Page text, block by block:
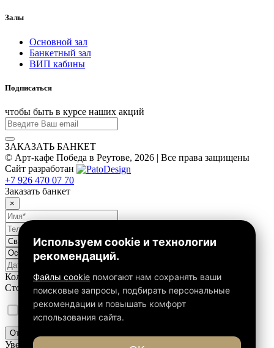
Залы
Основной зал
Банкетный зал
ВИП кабины
Подписаться
чтобы быть в курсе наших акций
ЗАКАЗАТЬ БАНКЕТ
© Арт-кафе Победа в Реутове, 2026 | Все права защищены
Сайт разработан
+7 926 470 07 70
Заказать банкет
×
Количество персон от40до80
Стоимость на человека от1000до4000
Уведомления оcookie и политике конфиденциальности
Отправить
Уведомление
Используем cookie и технологии
рекомендаций.
Файлы cookie помогают нам сохранять ваши
поисковые запросы, подбирать персональные
рекомендации и повышать комфорт
использования сайта.